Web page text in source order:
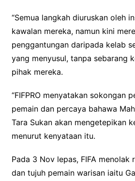
“Semua langkah diuruskan oleh
kawalan mereka, namun kini
penggantungan daripada kelab
yang menyusul, tanpa sebarang
pihak mereka.
“FIFPRO menyatakan sokongan
pemain dan percaya bahawa
Tara Sukan akan mengetepikan
menurut kenyataan itu.
Pada 3 Nov lepas, FIFA menolak
dan tujuh pemain warisan iaitu